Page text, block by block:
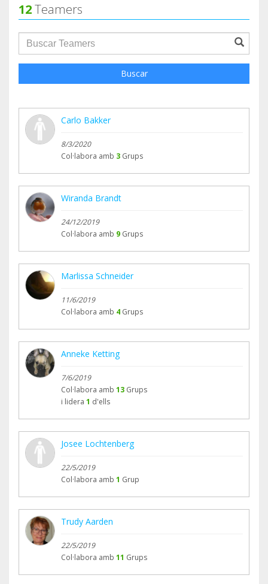
12Teamers
groupProfile.searchForm.search.text???
Buscar
Carlo Bakker
8/3/2020
Col·labora amb 3 Grups
Wiranda Brandt
24/12/2019
Col·labora amb 9 Grups
Marlissa Schneider
11/6/2019
Col·labora amb 4 Grups
Anneke Ketting
7/6/2019
Col·labora amb 13 Grups
i lidera 1 d'ells
Josee Lochtenberg
22/5/2019
Col·labora amb 1 Grup
Trudy Aarden
22/5/2019
Col·labora amb 11 Grups